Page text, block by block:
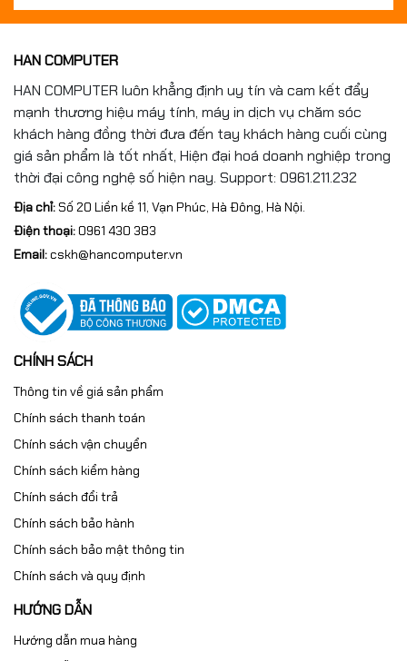
không nên bỏ qua.
📌Mua Card màn hình
NVIDIA T400 chính hãng tại
Hancomputer.vn
HAN COMPUTER
HAN COMPUTER luôn khẳng định uy tín và cam kết đẩy
mạnh thương hiệu máy tính, máy in dịch vụ chăm sóc
khách hàng đồng thời đưa đến tay khách hàng cuối cùng
giá sản phẩm là tốt nhất, Hiện đại hoá doanh nghiệp trong
thời đại công nghệ số hiện nay. Support: 0961.211.232
Địa chỉ:Số 20 Liền kề 11, Vạn Phúc, Hà Đông, Hà Nội.
Điện thoại:0961 430 383
Email:cskh@hancomputer.vn
CHÍNH SÁCH
Thông tin về giá sản phẩm
Chính sách thanh toán
Chính sách vận chuyển
Chính sách kiểm hàng
Chính sách đổi trả
Chính sách bảo hành
Chính sách bảo mật thông tin
Chính sách và quy định
HƯỚNG DẪN
Hướng dẫn mua hàng